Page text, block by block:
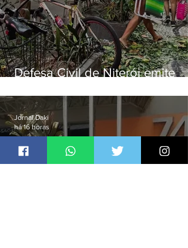
Defesa Civil de Niterói emite
sexta-feira (07)
Jornal Daki
há 16 horas